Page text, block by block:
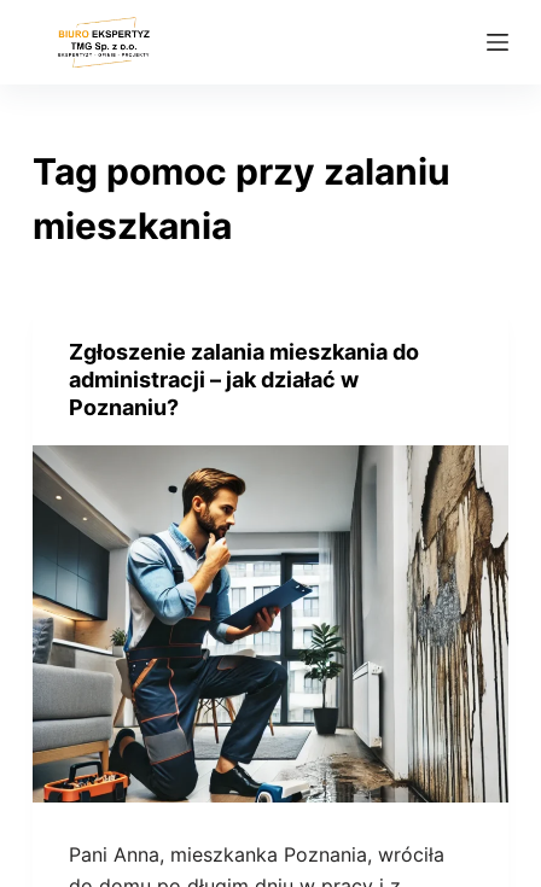
Tag pomoc przy zalaniu
mieszkania
Zgłoszenie zalania mieszkania do
administracji – jak działać w
Poznaniu?
Pani Anna, mieszkanka Poznania, wróciła